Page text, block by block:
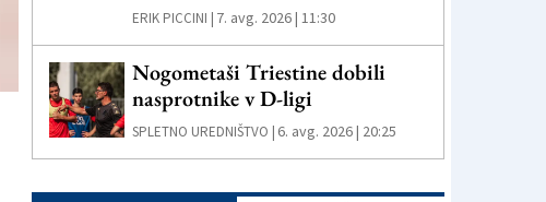
ERIK PICCINI | 7. avg. 2026 | 11:30
Nogometaši Triestine dobili
nasprotnike v D-ligi
SPLETNO UREDNIŠTVO | 6. avg. 2026 | 20:25